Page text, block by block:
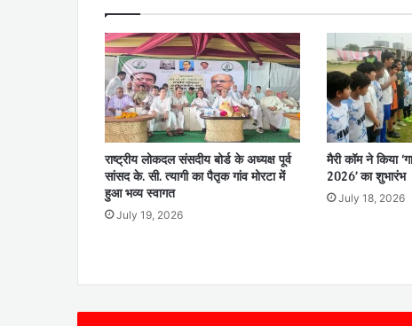
राष्ट्रीय लोकदल संसदीय बोर्ड के अध्यक्ष पूर्व
सांसद के. सी. त्यागी का पैतृक गांव मोरटा में
हुआ भव्य स्वागत
July 19, 2026
मैरी कॉम ने किया
2026’ का शुभारंभ
July 18, 2026